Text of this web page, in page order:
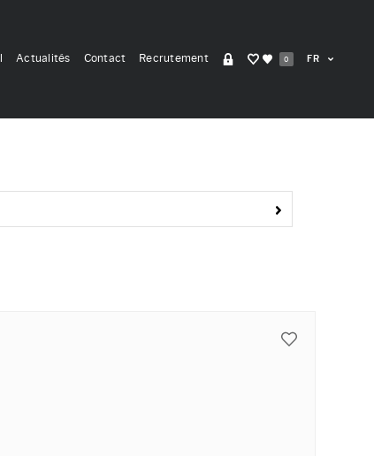
Actualités Contact Recrutement 0